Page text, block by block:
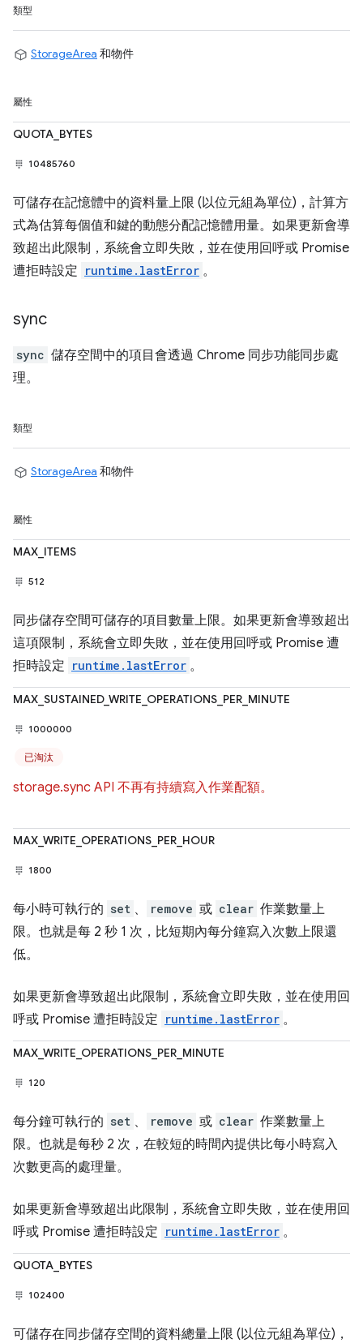
類型
StorageArea 和物件
屬性
QUOTA_BYTES
10485760
可儲存在記憶體中的資料量上限 (以位元組為單位)，計算方
式為估算每個值和鍵的動態分配記憶體用量。如果更新會導
致超出此限制，系統會立即失敗，並在使用回呼或 Promise
遭拒時設定 runtime.lastError 。
sync
sync 儲存空間中的項目會透過 Chrome 同步功能同步處
理。
類型
StorageArea 和物件
屬性
MAX_ITEMS
512
同步儲存空間可儲存的項目數量上限。如果更新會導致超出
這項限制，系統會立即失敗，並在使用回呼或 Promise 遭
拒時設定 runtime.lastError 。
MAX_SUSTAINED_WRITE_OPERATIONS_PER_MINUTE
1000000
已淘汰
storage.sync API 不再有持續寫入作業配額。
MAX_WRITE_OPERATIONS_PER_HOUR
1800
每小時可執行的 set 、 remove 或 clear 作業數量上
限。也就是每 2 秒 1 次，比短期內每分鐘寫入次數上限還
低。
如果更新會導致超出此限制，系統會立即失敗，並在使用回
呼或 Promise 遭拒時設定 runtime.lastError 。
MAX_WRITE_OPERATIONS_PER_MINUTE
120
每分鐘可執行的 set 、 remove 或 clear 作業數量上
限。也就是每秒 2 次，在較短的時間內提供比每小時寫入
次數更高的處理量。
如果更新會導致超出此限制，系統會立即失敗，並在使用回
呼或 Promise 遭拒時設定 runtime.lastError 。
QUOTA_BYTES
102400
可儲存在同步儲存空間的資料總量上限 (以位元組為單位)，